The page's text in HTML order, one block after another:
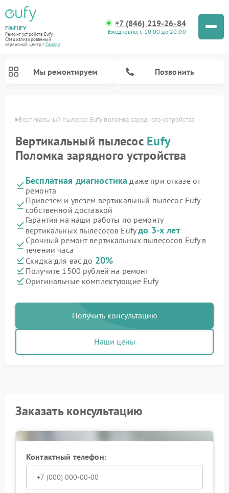
FIX-EUFY
Ремонт устройств Eufy
Специализированный
cервисный центр г.Самара
+7 (846) 219-26-84
Ежедневно, с 10:00 до 20:00
Мы ремонтируем Позвонить
Вертикальный пылесос Eufy поломка зарядного устройства
Вертикальный пылесос Eufy
Поломка зарядного устройства
Бесплатная диагностика даже при отказе от
ремонта
Привезем и увезем вертикальный пылесос Eufy
собственной доставкой
Гарантия на наши работы по ремонту
вертикальных пылесосов Eufyдо 3-х лет
Срочный ремонт вертикальных пылесосов Eufy в
течении часа
Скидка для вас до 20%
Получите 1500 рублей на ремонт
Оригинальные комплектующие Eufy
Получить консультацию
Наши цены
Заказать консультацию
Контактный телефон: